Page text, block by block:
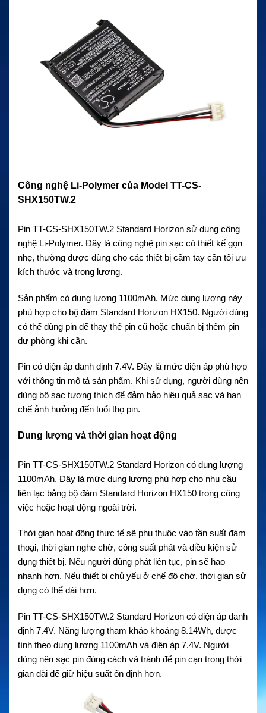
Công nghệ Li-Polymer của Model TT-CS-
SHX150TW.2
Pin TT-CS-SHX150TW.2 Standard Horizon sử dụng công
nghệ Li-Polymer. Đây là công nghệ pin sạc có thiết kế gọn
nhẹ, thường được dùng cho các thiết bị cầm tay cần tối ưu
kích thước và trọng lượng.
Sản phẩm có dung lượng 1100mAh. Mức dung lượng này
phù hợp cho bộ đàm Standard Horizon HX150. Người dùng
có thể dùng pin để thay thế pin cũ hoặc chuẩn bị thêm pin
dự phòng khi cần.
Pin có điện áp danh định 7.4V. Đây là mức điện áp phù hợp
với thông tin mô tả sản phẩm. Khi sử dụng, người dùng nên
dùng bộ sạc tương thích để đảm bảo hiệu quả sạc và hạn
chế ảnh hưởng đến tuổi thọ pin.
Dung lượng và thời gian hoạt động
Pin TT-CS-SHX150TW.2 Standard Horizon có dung lượng
1100mAh. Đây là mức dung lượng phù hợp cho nhu cầu
liên lạc bằng bộ đàm Standard Horizon HX150 trong công
việc hoặc hoạt động ngoài trời.
Thời gian hoạt động thực tế sẽ phụ thuộc vào tần suất đàm
thoại, thời gian nghe chờ, công suất phát và điều kiện sử
dụng thiết bị. Nếu người dùng phát liên tục, pin sẽ hao
nhanh hơn. Nếu thiết bị chủ yếu ở chế độ chờ, thời gian sử
dụng có thể dài hơn.
Pin TT-CS-SHX150TW.2 Standard Horizon có điện áp danh
định 7.4V. Năng lượng tham khảo khoảng 8.14Wh, được
tính theo dung lượng 1100mAh và điện áp 7.4V. Người
dùng nên sạc pin đúng cách và tránh để pin cạn trong thời
gian dài để giữ hiệu suất ổn định hơn.